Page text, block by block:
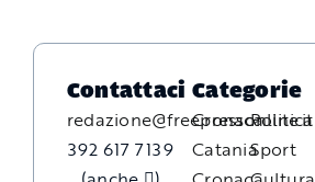
Contattaci
redazione@freepressonline.it
392 617 7139
Categorie
Cronaca
Catania
Politica
Sport